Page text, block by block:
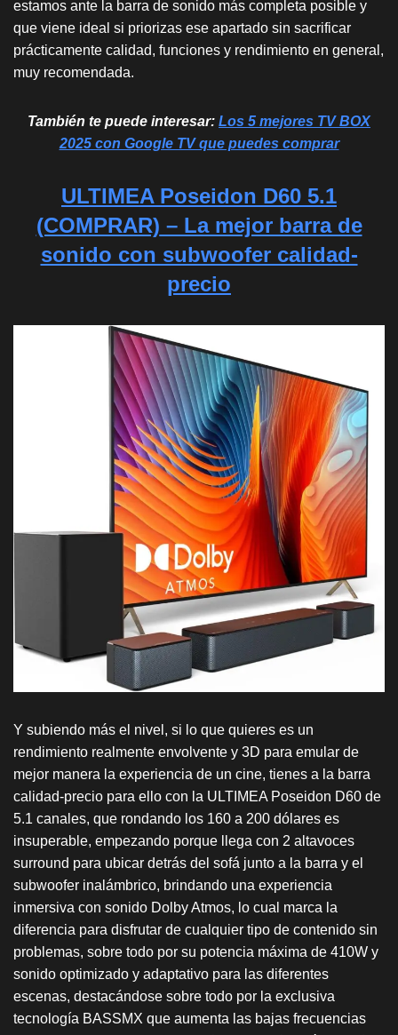
estamos ante la barra de sonido más completa posible y
que viene ideal si priorizas ese apartado sin sacrificar
prácticamente calidad, funciones y rendimiento en general,
muy recomendada.
También te puede interesar: Los 5 mejores TV BOX
2025 con Google TV que puedes comprar
ULTIMEA Poseidon D60 5.1
(COMPRAR) – La mejor barra de
sonido con subwoofer calidad-
precio
Y subiendo más el nivel, si lo que quieres es un
rendimiento realmente envolvente y 3D para emular de
mejor manera la experiencia de un cine, tienes a la barra
calidad-precio para ello con la ULTIMEA Poseidon D60 de
5.1 canales, que rondando los 160 a 200 dólares es
insuperable, empezando porque llega con 2 altavoces
surround para ubicar detrás del sofá junto a la barra y el
subwoofer inalámbrico, brindando una experiencia
inmersiva con sonido Dolby Atmos, lo cual marca la
diferencia para disfrutar de cualquier tipo de contenido sin
problemas, sobre todo por su potencia máxima de 410W y
sonido optimizado y adaptativo para las diferentes
escenas, destacándose sobre todo por la exclusiva
tecnología BASSMX que aumenta las bajas frecuencias